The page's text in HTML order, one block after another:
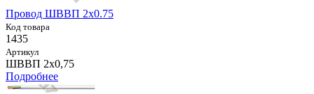
Провод ШВВП 2х0.75
Код товара
1435
Артикул
ШВВП 2х0,75
Подробнее